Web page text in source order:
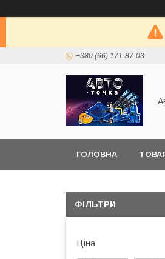
+380 (66) 171-87-03
ГОЛОВНА
ФІЛЬТРИ
Ціна